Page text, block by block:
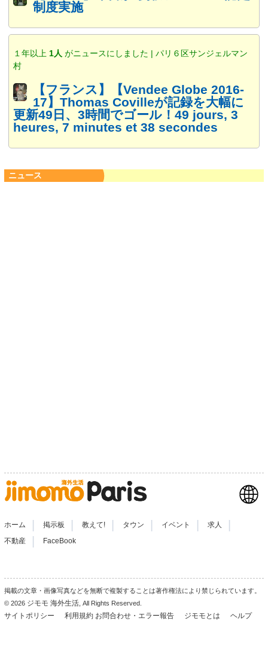
制度実施
１年以上 1人 がニュースにしました | パリ６区サンジェルマン
村
【フランス】【Vendee Globe 2016-
17】Thomas Covilleが記録を大幅に
更新49日、3時間でゴール！49 jours, 3
heures, 7 minutes et 38 secondes
ニュース
ホーム | 掲示板 | 教えて! | タウン | イベント | 求人 |
不動産 FaceBook
掲載の文章・画像写真などを無断で複製することは著作権法により禁じられています。
© 2026 ジモモ 海外生活 , All Rights Reserved.
サイトポリシー 利用規約 お問合わせ・エラー報告 ジモモとは ヘルプ